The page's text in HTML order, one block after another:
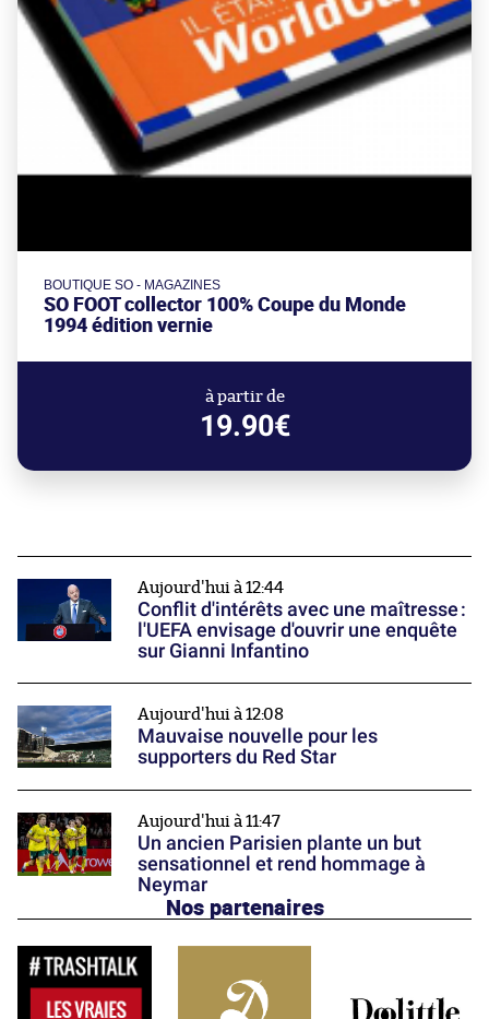
BOUTIQUE SO - MAGAZINES
SO FOOT collector 100% Coupe du Monde
1994 édition vernie
à partir de
19.90€
Aujourd'hui à 12:44
Conflit d'intérêts avec une maîtresse :
l'UEFA envisage d'ouvrir une enquête
sur Gianni Infantino
Aujourd'hui à 12:08
Mauvaise nouvelle pour les
supporters du Red Star
Aujourd'hui à 11:47
Un ancien Parisien plante un but
sensationnel et rend hommage à
Neymar
Nos partenaires